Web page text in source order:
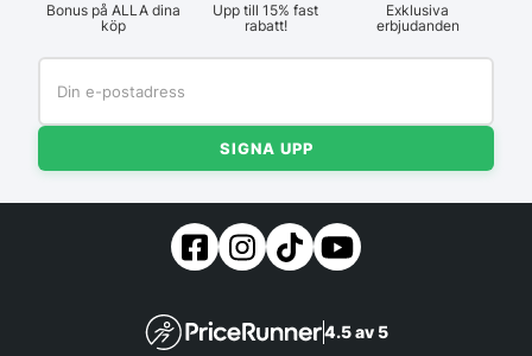
Bonus på ALLA dina
köp
Upp till 15% fast
rabatt!
Exklusiva
erbjudanden
SIGNA UPP
4.5 av 5